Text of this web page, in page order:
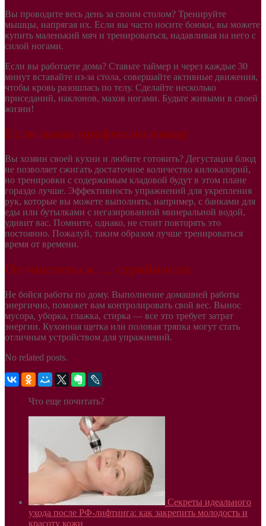
Вы проводите весь день за своим столом? Тренируйте
мышцы, напрягая их. Если вы часто носите боюки, вы можете
купить маленький мяч и тренироваться, надавливая на него с
силой ногами.
Если вы работаете дома? Ставьте таймер и через каждые 30
минут вставайте из-за стола, совершайте активные движения,
чтобы кровь разошлась по телу. Сделайте несколько
приседаний, наклонов, махов ногами. Будьте живыми в своей
жизни!
Если ваша профессия повар
Вы хозяин своей кухни и любите готовить? Дегустация блюд
не позволяет сжигать достаточное количество килокалорий,
но тренировки с содержимым кладовой будут в этом плане
гораздо лучше. Эффективность упражнений для укрепления
рук, которые вы можете выполнять, например, с банками для
еды или бутылками с негазированной минеральной водой,
удивит вас. Помните, однако, не стоит повторять это
постоянно. Пожалуй, таким образом лучше тренироваться
время от времени.
От чистоты к … стройности
Не бойся работы по дому. Выполнение домашней работы
энергично, поможет вам контролировать свой вес. Вынос
мусора, уборка, глажка, стирка — все это требует затрат
энергии. Кухонная щетка или половая тряпка могут стать
отличным устройством для упражнений.
No related posts.
Что еще почитать?
Секреты идеального
ухода после РФ-лифтинга: как закрепить молодость и
красоту кожи